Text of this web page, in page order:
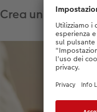
Crea un biglietto